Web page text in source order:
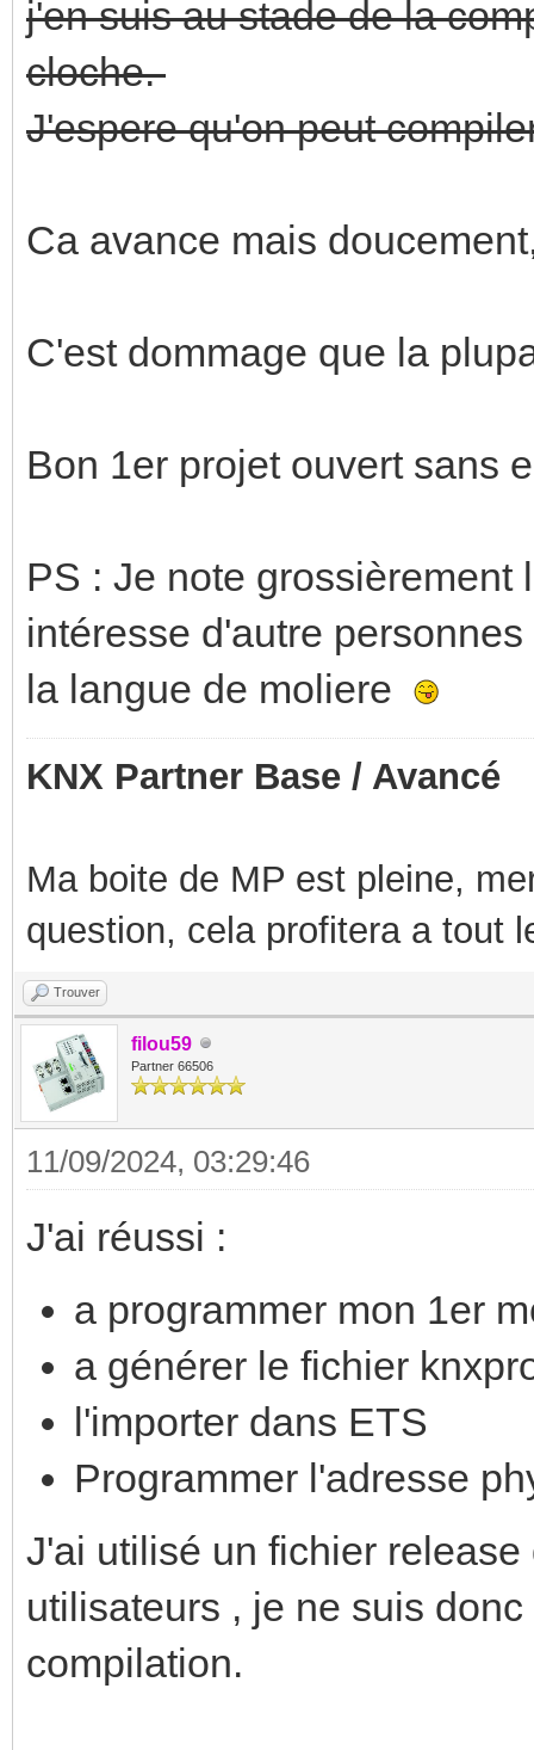
j'en suis au stade de la
cloche.
J'espere qu'on peut
Ca avance mais
C'est dommage que la
Bon 1er projet ouvert sans
PS : Je note
intéresse d'autre
la langue de moliere
KNX Partner Base / Avancé
Ma boite de MP est pleine,
question, cela profitera a tout
Trouver
filou59
Partner 66506
11/09/2024, 03:29:46
J'ai réussi :
a programmer mon 1er
a générer le fichier
l'importer dans ETS
Programmer l'adresse
J'ai utilisé un fichier
utilisateurs , je ne suis
compilation.